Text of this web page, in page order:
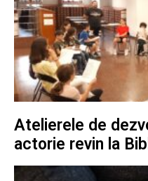
Atelierele de
actorie revin la